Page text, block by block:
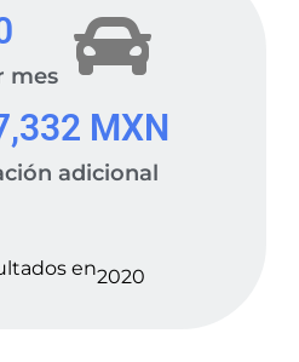
mes
adicional
MXN
en2020